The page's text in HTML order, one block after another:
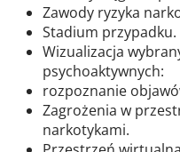
Zawody ryzyka
Stadium przypadku.
Wizualizacja
psychoaktywnych:
rozpoznanie
Zagrożenia w
narkotykami.